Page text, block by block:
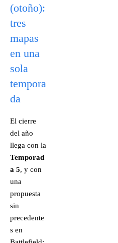
(otoño):
tres
mapas
en una
sola
tempora
da
El cierre
del año
llega con la
Temporad
a 5, y con
una
propuesta
sin
precedente
s en